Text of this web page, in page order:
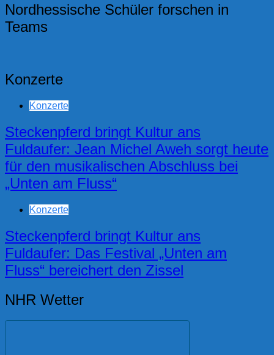
Nordhessische Schüler forschen in
Teams
Konzerte
Konzerte
Steckenpferd bringt Kultur ans
Fuldaufer: Jean Michel Aweh sorgt heute
für den musikalischen Abschluss bei
„Unten am Fluss“
Konzerte
Steckenpferd bringt Kultur ans
Fuldaufer: Das Festival „Unten am
Fluss“ bereichert den Zissel
NHR Wetter